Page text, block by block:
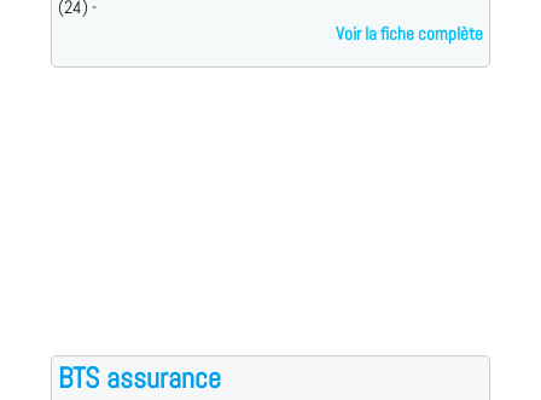
(24) -
Voir la fiche complète
BTS assurance